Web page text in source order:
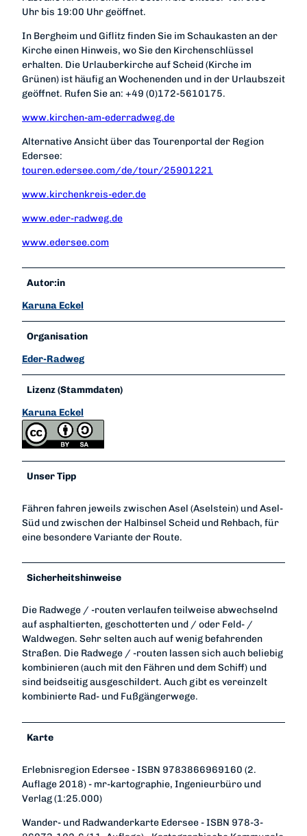
Uhr bis 19:00 Uhr geöffnet.
In Bergheim und Giflitz finden Sie im Schaukasten an der
Kirche einen Hinweis, wo Sie den Kirchenschlüssel
erhalten. Die Urlauberkirche auf Scheid (Kirche im
Grünen) ist häufig an Wochenenden und in der Urlaubszeit
geöffnet. Rufen Sie an: +49 (0)172-5610175.
www.kirchen-am-ederradweg.de
Alternative Ansicht über das Tourenportal der Region
Edersee:
touren.edersee.com/de/tour/25901221
www.kirchenkreis-eder.de
www.eder-radweg.de
www.edersee.com
Autor:in
Karuna Eckel
Organisation
Eder-Radweg
Lizenz (Stammdaten)
Karuna Eckel
Unser Tipp
Fähren fahren jeweils zwischen Asel (Aselstein) und Asel-
Süd und zwischen der Halbinsel Scheid und Rehbach, für
eine besondere Variante der Route.
Sicherheitshinweise
Die Radwege / -routen verlaufen teilweise abwechselnd
auf asphaltierten, geschotterten und / oder Feld- /
Waldwegen. Sehr selten auch auf wenig befahrenden
Straßen. Die Radwege / -routen lassen sich auch beliebig
kombinieren (auch mit den Fähren und dem Schiff) und
sind beidseitig ausgeschildert. Auch gibt es vereinzelt
kombinierte Rad- und Fußgängerwege.
Karte
Erlebnisregion Edersee - ISBN 9783866969160 (2.
Auflage 2018) - mr-kartographie, Ingenieurbüro und
Verlag (1:25.000)
Wander- und Radwanderkarte Edersee - ISBN 978-3-